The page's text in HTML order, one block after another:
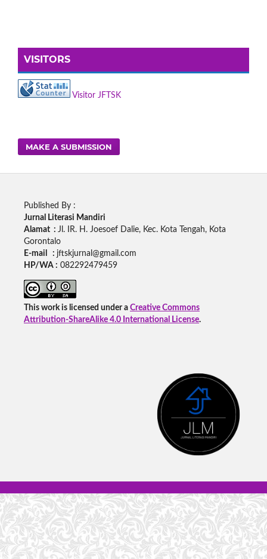
VISITORS
Visitor JFTSK
MAKE A SUBMISSION
Published By :
Jurnal Literasi Mandiri
Alamat : Jl. IR. H. Joesoef Dalie, Kec. Kota Tengah, Kota
Gorontalo
E-mail : jftskjurnal@gmail.com
HP/WA : 082292479459
This work is licensed under a Creative Commons
Attribution-ShareAlike 4.0 International License.